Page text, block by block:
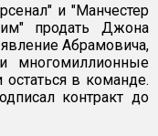
и "Манчестер
продать Джона
Абрамовича,
многомиллионные
в команде.
контракт до